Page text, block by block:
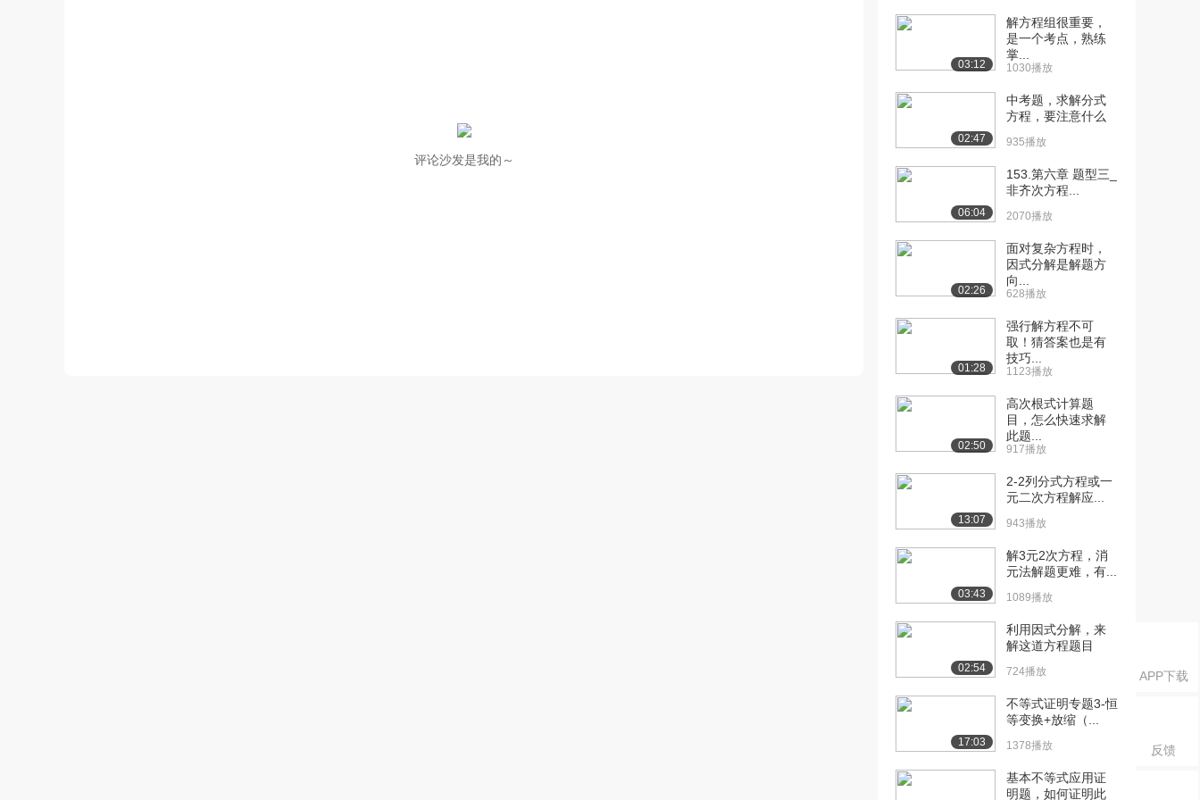
APP下载
反馈
评论沙发是我的～
[12] 复杂三角问题及代数
计算（第二部分）
09:53
计算（第三部分）
1.7万播放
[15] 复数（第二部分）
[16] 复数（第三部分） 03:08
1.7万播放
[18] 积分与二项分布
[19] 对称和次对称矩阵 11:58
1.1万播放
[21] 可整除行列式
[22] 圆与双曲线的交点 12:43
[23] 圆与双曲线的公切线
06:15
[24] 圆与双曲线的公切线
第2讲
10:44
[25] 圆与双曲线的公切线
第3讲
03:12
解方程组很重要，
是一个考点，熟练
掌...
1030播放
02:47
中考题，求解分式
方程，要注意什么
935播放
06:04
153.第六章 题型三_
非齐次方程...
2070播放
02:26
面对复杂方程时，
因式分解是解题方
向...
628播放
01:28
强行解方程不可
取！猜答案也是有
技巧...
1123播放
02:50
高次根式计算题
目，怎么快速求解
此题...
917播放
13:07
2-2列分式方程或一
元二次方程解应...
943播放
03:43
解3元2次方程，消
元法解题更难，有...
1089播放
02:54
利用因式分解，来
解这道方程题目
724播放
17:03
不等式证明专题3-恒
等变换+放缩（...
1378播放
基本不等式应用证
明题，如何证明此